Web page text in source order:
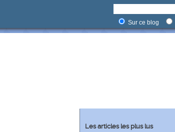
Sur ce blog
Les articles les plus lus